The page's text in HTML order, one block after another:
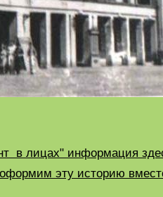
в лицах" информация
эту историю